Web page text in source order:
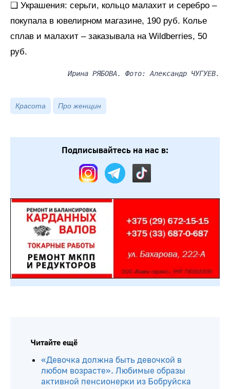
❑ Украшения: серьги, кольцо малахит и серебро –
покупала в ювелирном магазине, 190 руб. Колье
сплав и малахит – заказывала на Wildberries, 50
руб.
Ирина РЯБОВА. Фото: Александр ЧУГУЕВ.
Красота Про женщин
Подписывайтесь на нас в:
Читайте ещё
«Девочка должна быть девочкой в
любом возрасте». Любимые образы
активной пенсионерки из Бобруйска